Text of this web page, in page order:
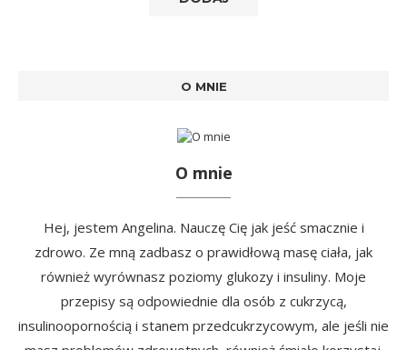
O MNIE
O mnie
Hej, jestem Angelina. Nauczę Cię jak jeść smacznie i
zdrowo. Ze mną zadbasz o prawidłową masę ciała, jak
również wyrównasz poziomy glukozy i insuliny. Moje
przepisy są odpowiednie dla osób z cukrzycą,
insulinoopornością i stanem przedcukrzycowym, ale jeśli nie